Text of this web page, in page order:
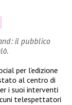
il pubblico
per l’edizione
al centro di
i suoi interventi
telespettatori